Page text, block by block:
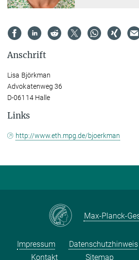
Anschrift
Lisa Björkman
Advokatenweg 36
D-06114 Halle
Links
http://www.eth.mpg.de/bjoerkman
Max-Planck-
Impressum Datenschutzhinweis
Kontakt
Sitemap